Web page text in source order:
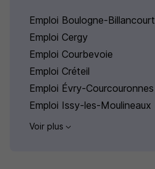
Emploi Boulogne-Billancourt
Emploi Cergy
Emploi Courbevoie
Emploi Créteil
Emploi Évry-Courcouronnes
Emploi Issy-les-Moulineaux
Voir plus